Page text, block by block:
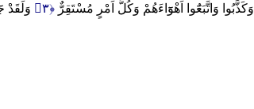
وَكَذَّبُوا وَاتَّبَعُٓوا اَهْوَٓاءَهُمْ وَكُلُّ اَمْرٍ مُسْتَقِرٌّ ﴿٣﴾ وَلَقَدْ